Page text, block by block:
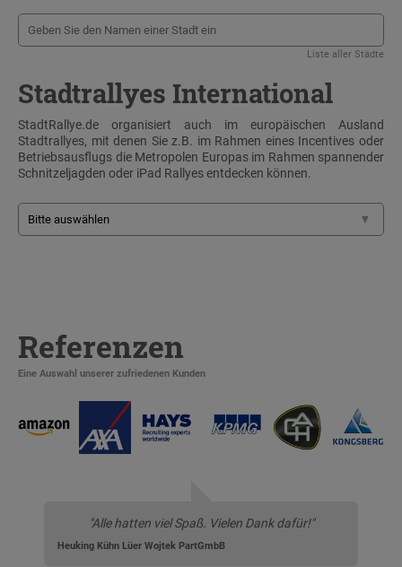
Liste aller Städte
Stadtrallyes International
StadtRallye.de organisiert auch im europäischen Ausland
Stadtrallyes, mit denen Sie z.B. im Rahmen eines Incentives oder
Betriebsausflugs die Metropolen Europas im Rahmen spannender
Schnitzeljagden oder iPad Rallyes entdecken können.
Referenzen
Eine Auswahl unserer zufriedenen Kunden
"Alle hatten viel Spaß. Vielen Dank dafür!"
Heuking Kühn Lüer Wojtek PartGmbB